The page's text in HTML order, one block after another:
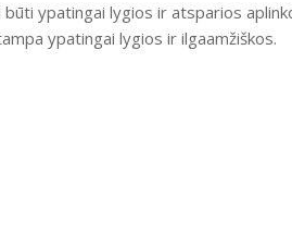
ypatingai lygios ir atsparios
ypatingai lygios ir ilgaamžiškos.